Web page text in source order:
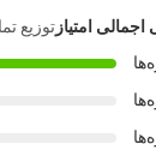
امتیاز توزیع